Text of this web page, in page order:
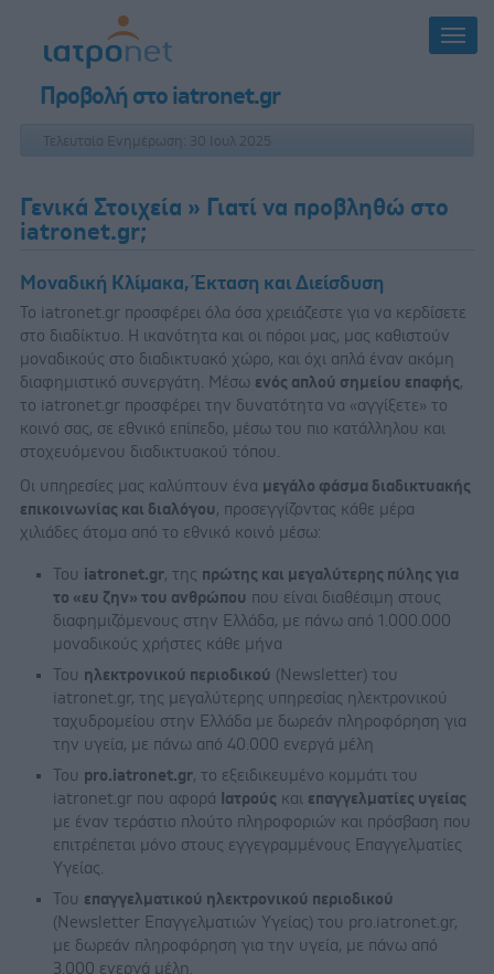
Προβολή στο iatronet.gr
Τελευταία Ενημέρωση: 30 Ιουλ 2025
Γενικά Στοιχεία » Γιατί να προβληθώ στο
iatronet.gr;
Μοναδική Κλίμακα, Έκταση και Διείσδυση
Το iatronet.gr προσφέρει όλα όσα χρειάζεστε για να κερδίσετε
στο διαδίκτυο. Η ικανότητα και οι πόροι μας, μας καθιστούν
μοναδικούς στο διαδικτυακό χώρο, και όχι απλά έναν ακόμη
διαφημιστικό συνεργάτη. Μέσω ενός απλού σημείου επαφής,
το iatronet.gr προσφέρει την δυνατότητα να «αγγίξετε» το
κοινό σας, σε εθνικό επίπεδο, μέσω του πιο κατάλληλου και
στοχευόμενου διαδικτυακού τόπου.
Οι υπηρεσίες μας καλύπτουν ένα μεγάλο φάσμα διαδικτυακής
επικοινωνίας και διαλόγου , προσεγγίζοντας κάθε μέρα
χιλιάδες άτομα από το εθνικό κοινό μέσω:
Του iatronet.gr, της πρώτης και μεγαλύτερης πύλης για
το «ευ ζην» του ανθρώπου που είναι διαθέσιμη στους
διαφημιζόμενους στην Ελλάδα, με πάνω από 1.000.000
μοναδικούς χρήστες κάθε μήνα
Του ηλεκτρονικού περιοδικού (Newsletter) του
iatronet.gr, της μεγαλύτερης υπηρεσίας ηλεκτρονικού
ταχυδρομείου στην Ελλάδα με δωρεάν πληροφόρηση για
την υγεία, με πάνω από 40.000 ενεργά μέλη
Του pro.iatronet.gr, το εξειδικευμένο κομμάτι του
iatronet.gr που αφορά
Ιατρούς και επαγγελματίες υγείας
με έναν τεράστιο πλούτο πληροφοριών και πρόσβαση που
επιτρέπεται μόνο στους εγγεγραμμένους Επαγγελματίες
Υγείας.
Του επαγγελματικού ηλεκτρονικού περιοδικού
(Newsletter Επαγγελματιών Υγείας) του pro.iatronet.gr,
με δωρεάν πληροφόρηση για την υγεία, με πάνω από
3.000 ενεργά μέλη.